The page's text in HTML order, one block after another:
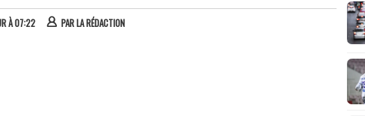
À 07:22 PARLA RÉDACTION